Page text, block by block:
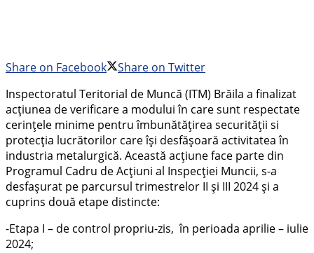
Share on Facebook
Share on Twitter
Inspectoratul Teritorial de Muncă (ITM) Brăila a finalizat
acțiunea de verificare a modului în care sunt respectate
cerințele minime pentru îmbunătățirea securității si
protecția lucrătorilor care își desfășoară activitatea în
industria metalurgică. Această acțiune face parte din
Programul Cadru de Acțiuni al Inspecției Muncii, s-a
desfașurat pe parcursul trimestrelor II şi III 2024 şi a
cuprins două etape distincte:
-Etapa I – de control propriu-zis, în perioada aprilie – iulie
2024;